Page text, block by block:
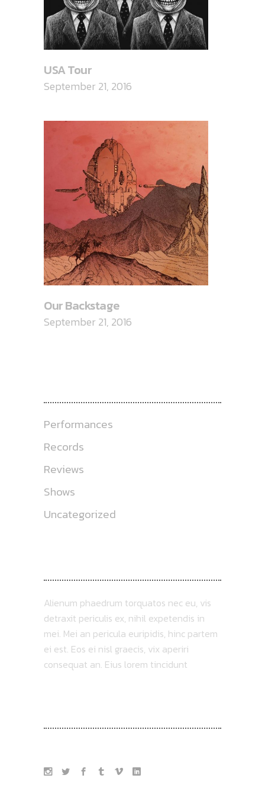
USA Tour
September 21, 2016
Our Backstage
September 21, 2016
Performances
Records
Reviews
Shows
Uncategorized
Alienum phaedrum torquatos nec eu, vis
detraxit periculis ex, nihil expetendis in
mei. Mei an pericula euripidis, hinc partem
ei est. Eos ei nisl graecis, vix aperiri
consequat an. Eius lorem tincidunt